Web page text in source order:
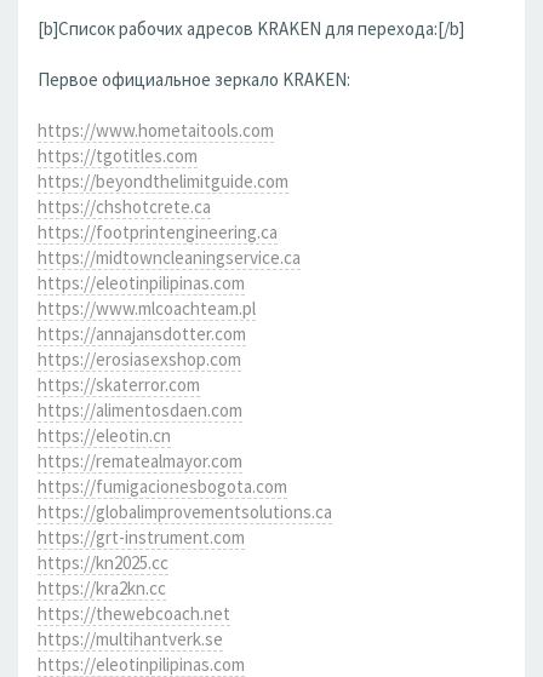
[b]Список рабочих адресов KRAKEN для перехода:[/b]
Первое официальное зеркало KRAKEN:
https://www.hometaitools.com
https://tgotitles.com
https://beyondthelimitguide.com
https://chshotcrete.ca
https://footprintengineering.ca
https://midtowncleaningservice.ca
https://eleotinpilipinas.com
https://www.mlcoachteam.pl
https://annajansdotter.com
https://erosiasexshop.com
https://skaterror.com
https://alimentosdaen.com
https://eleotin.cn
https://rematealmayor.com
https://fumigacionesbogota.com
https://globalimprovementsolutions.ca
https://grt-instrument.com
https://kn2025.cc
https://kra2kn.cc
https://thewebcoach.net
https://multihantverk.se
https://eleotinpilipinas.com